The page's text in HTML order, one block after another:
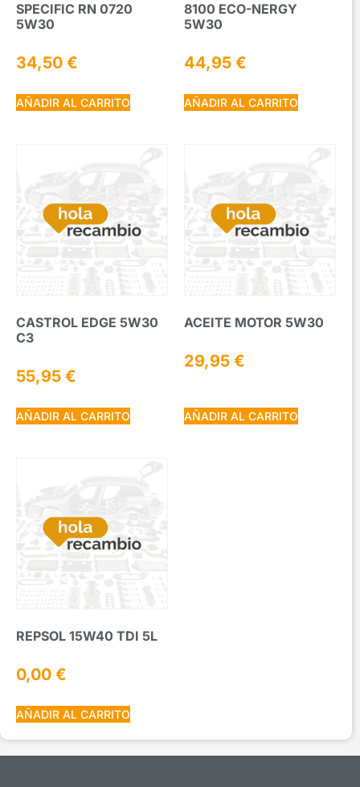
SPECIFIC RN 0720
5W30
34,50 €
AÑADIR AL CARRITO
8100 ECO-NERGY
5W30
44,95 €
AÑADIR AL CARRITO
CASTROL EDGE 5W30
C3
55,95 €
AÑADIR AL CARRITO
ACEITE MOTOR 5W30
29,95 €
AÑADIR AL CARRITO
REPSOL 15W40 TDI 5L
0,00 €
AÑADIR AL CARRITO